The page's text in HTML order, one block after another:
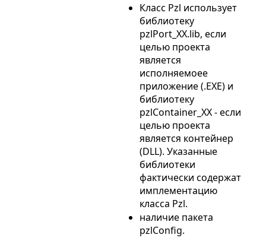
Класс Pzl использует
библиотеку
pzlPort_XX.lib, если
целью проекта
является
исполняемоее
приложение (.EXE) и
библиотеку
pzlContainer_XX - если
целью проекта
является контейнер
(DLL). Указанные
библиотеки
фактически содержат
имплементацию
класса Pzl.
наличие пакета
pzlConfig.